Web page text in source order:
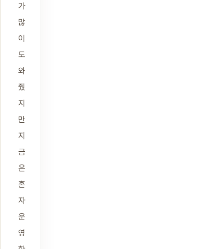
가
많
이
도
와
줬
지
만
지
금
은
혼
자
운
영